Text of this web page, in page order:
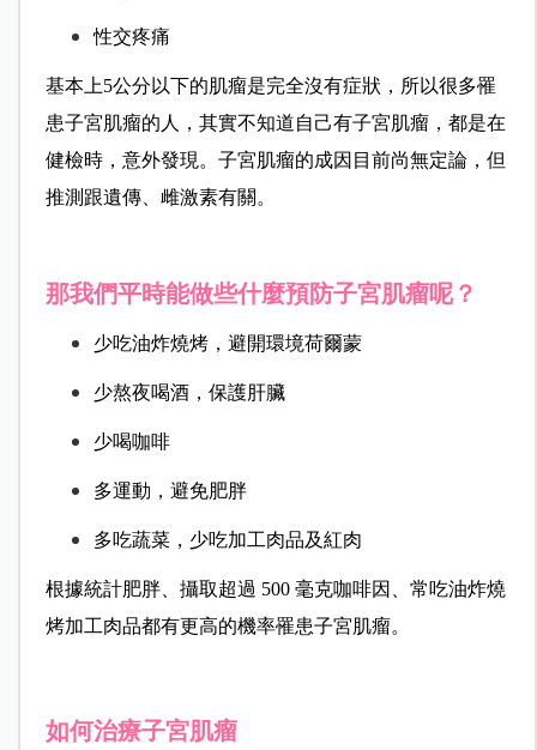
性交疼痛
基本上5公分以下的肌瘤是完全沒有症狀， 所以很多罹
患子宮肌瘤的人，其實不知道自己有子宮肌瘤，都是在
健檢時，意外發現。子宮肌瘤的成因目前尚無定論， 但
推測跟遺傳、雌激素有關。
那我們平時能做些什麼預防子宮肌瘤呢？
少吃油炸燒烤，避開環境荷爾蒙
少熬夜喝酒，保護肝臟
少喝咖啡
多運動，避免肥胖
多吃蔬菜，少吃加工肉品及紅肉
根據統計肥胖、攝取超過 500 毫克咖啡因、常吃油炸燒
烤加工肉品都有更高的機率罹患子宮肌瘤。
如何治療子宮肌瘤